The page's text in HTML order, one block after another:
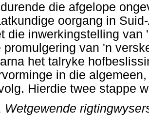
die afgelope
oorgang in
die inwerkingstelling van
promulgering van 'n
het talryke
in die
Hierdie twee stappe
Wetgewende